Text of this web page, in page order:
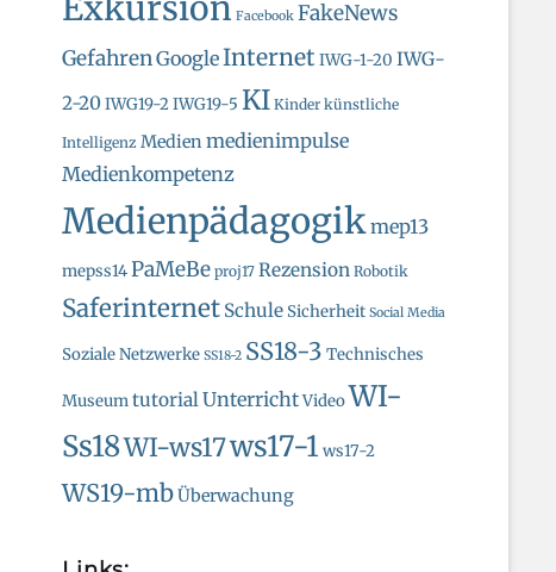
Facebook FakeNews
GefahrenGoogleInternet IWG-1-20 IWG-
2-20 IWG19-2IWG19-5 KI Kinder künstliche
Intelligenz Medien medienimpulse
Medienkompetenz
Medienpädagogikmep13
mepss14PaMeBe proj17 Rezension Robotik
Saferinternet Schule Sicherheit Social Media
Soziale Netzwerke SS18-2 SS18-3 Technisches
Museumtutorial UnterrichtVideoWI-
Ss18WI-ws17ws17-1 ws17-2
WS19-mbÜberwachung